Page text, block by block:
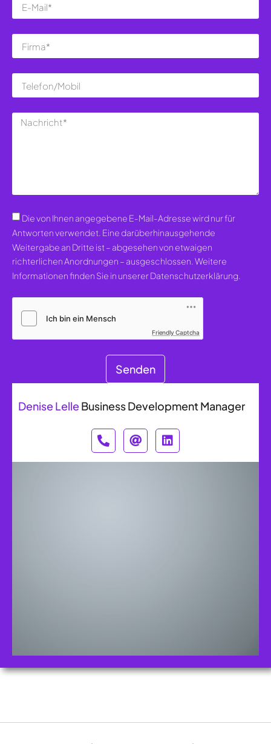
Die von Ihnen angegebene E-Mail-Adresse wird nur für
Antworten verwendet. Eine darüberhinausgehende
Weitergabe an Dritte ist – abgesehen von etwaigen
richterlichen Anordnungen – ausgeschlossen. Weitere
Informationen finden Sie in unserer Datenschutzerklärung.
Friendly Captcha
Senden
Denise LelleBusiness Development Manager